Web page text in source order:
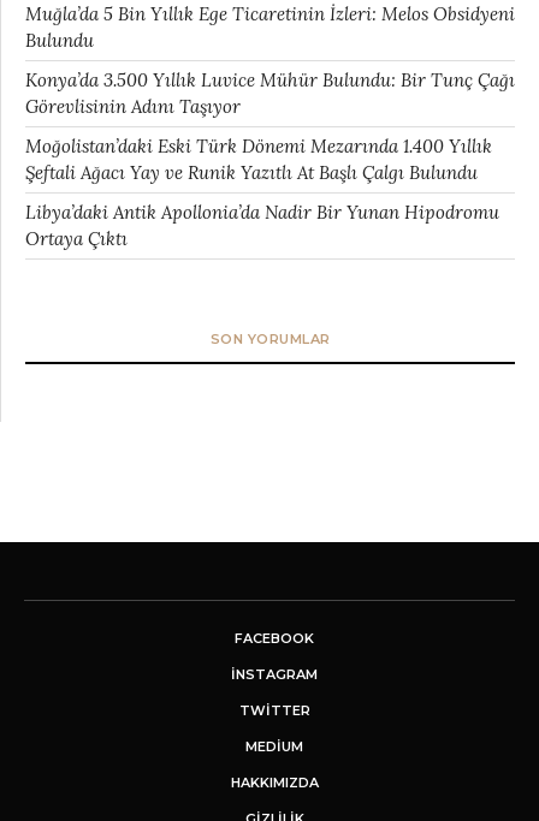
Muğla’da 5 Bin Yıllık Ege Ticaretinin İzleri: Melos Obsidyeni
Bulundu
Konya’da 3.500 Yıllık Luvice Mühür Bulundu: Bir Tunç Çağı
Görevlisinin Adını Taşıyor
Moğolistan’daki Eski Türk Dönemi Mezarında 1.400 Yıllık
Şeftali Ağacı Yay ve Runik Yazıtlı At Başlı Çalgı Bulundu
Libya’daki Antik Apollonia’da Nadir Bir Yunan Hipodromu
Ortaya Çıktı
SON YORUMLAR
FACEBOOK
INSTAGRAM
TWITTER
MEDIUM
HAKKIMIZDA